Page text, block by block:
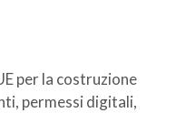
per la costruzione
permessi digitali,